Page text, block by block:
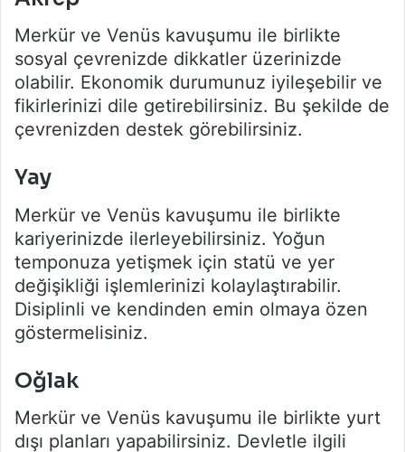
Merkür ve Venüs kavuşumu ile birlikte
sosyal çevrenizde dikkatler üzerinizde
olabilir. Ekonomik durumunuz iyileşebilir ve
fikirlerinizi dile getirebilirsiniz. Bu şekilde de
çevrenizden destek görebilirsiniz.
Yay
Merkür ve Venüs kavuşumu ile birlikte
kariyerinizde ilerleyebilirsiniz. Yoğun
temponuza yetişmek için statü ve yer
değişikliği işlemlerinizi kolaylaştırabilir.
Disiplinli ve kendinden emin olmaya özen
göstermelisiniz.
Oğlak
Merkür ve Venüs kavuşumu ile birlikte yurt
dışı planları yapabilirsiniz. Devletle ilgili